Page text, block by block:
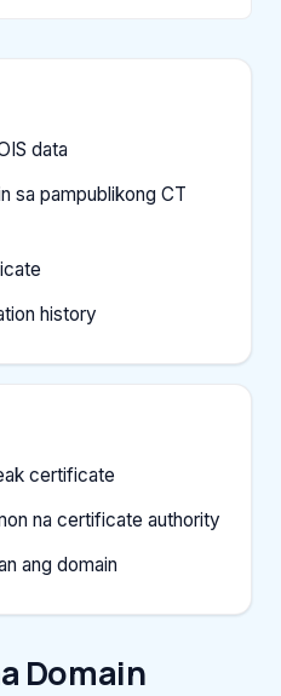
data
sa pampublikong CT
history
certificate
na certificate authority
ang domain
Domain